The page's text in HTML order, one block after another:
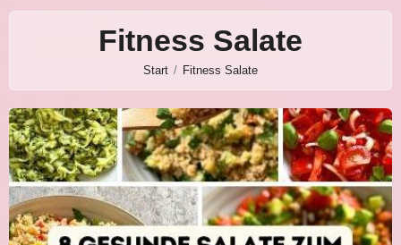
Fitness Salate
Start Fitness Salate